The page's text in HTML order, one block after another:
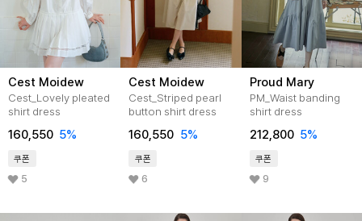
Cest Moidew
Cest_Lovely pleated
shirt dress
160,550 5%
쿠폰
5
Cest Moidew
Cest_Striped pearl
button shirt dress
160,550 5%
쿠폰
6
Proud Mary
PM_Waist banding
shirt dress
212,800 5%
쿠폰
9